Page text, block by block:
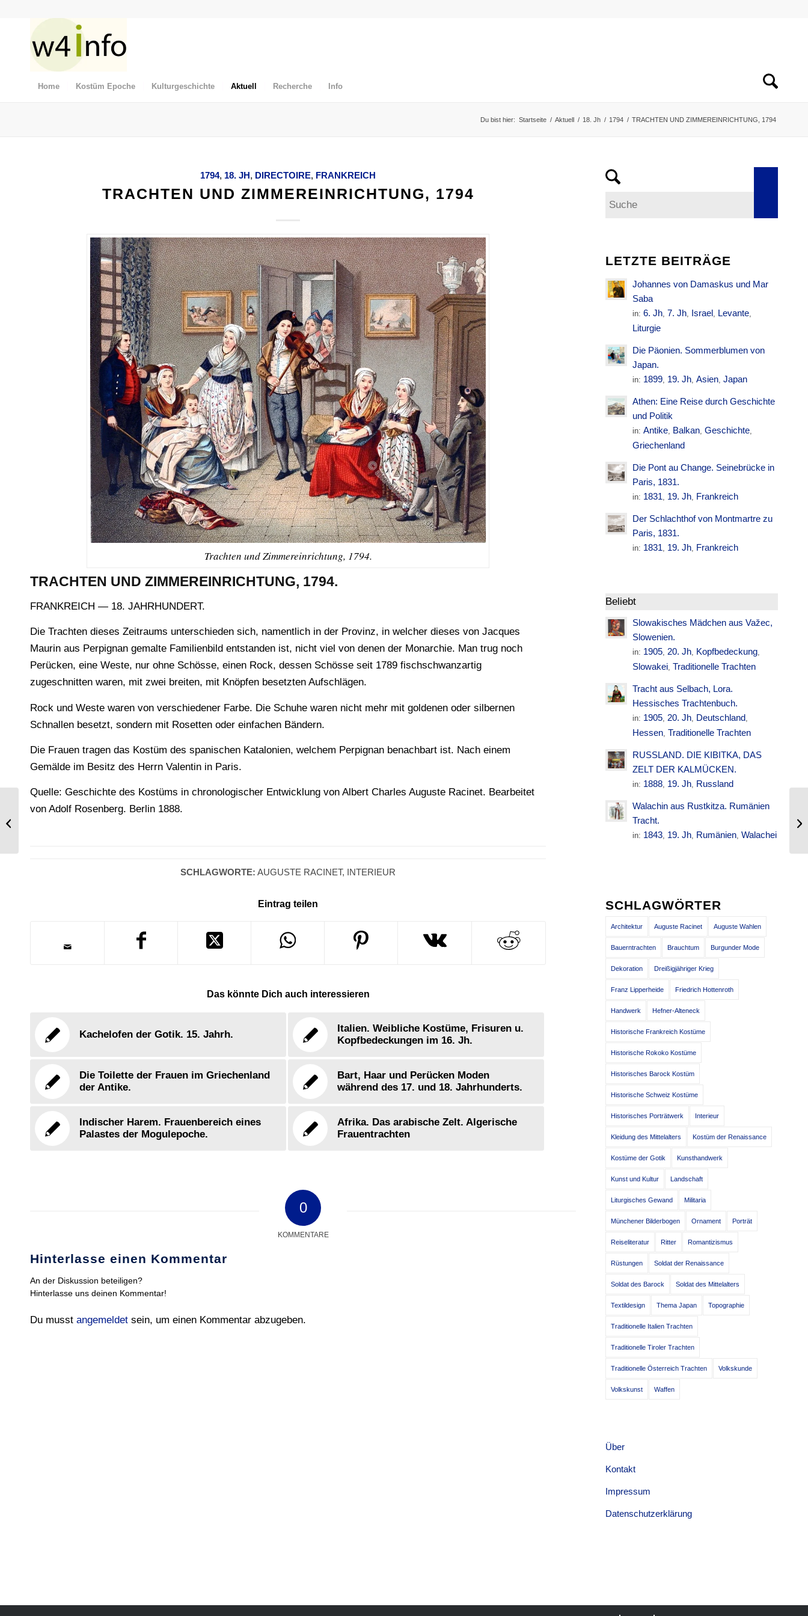
Home Kostüm Epoche Kulturgeschichte Aktuell Recherche Info
Du bist hier: Startseite / Aktuell / 18. Jh / 1794 / TRACHTEN UND ZIMMEREINRICHTUNG, 1794
1794, 18. JH, DIRECTOIRE, FRANKREICH
TRACHTEN UND ZIMMEREINRICHTUNG, 1794
Trachten und Zimmereinrichtung, 1794.
TRACHTEN UND ZIMMEREINRICHTUNG, 1794.
FRANKREICH — 18. JAHRHUNDERT.
Die Trachten dieses Zeitraums unterschieden sich, namentlich in der Provinz, in welcher dieses von Jacques
Maurin aus Perpignan gemalte Familienbild entstanden ist, nicht viel von denen der Monarchie. Man trug noch
Perücken, eine Weste, nur ohne Schösse, einen Rock, dessen Schösse seit 1789 fischschwanzartig
zugeschnitten waren, mit zwei breiten, mit Knöpfen besetzten Aufschlägen.
Rock und Weste waren von verschiedener Farbe. Die Schuhe waren nicht mehr mit goldenen oder silbernen
Schnallen besetzt, sondern mit Rosetten oder einfachen Bändern.
Die Frauen tragen das Kostüm des spanischen Katalonien, welchem Perpignan benachbart ist. Nach einem
Gemälde im Besitz des Herrn Valentin in Paris.
Quelle: Geschichte des Kostüms in chronologischer Entwicklung von Albert Charles Auguste Racinet. Bearbeitet
von Adolf Rosenberg. Berlin 1888.
SCHLAGWORTE: AUGUSTE RACINET, INTERIEUR
Eintrag teilen
Das könnte Dich auch interessieren
Kachelofen der Gotik. 15. Jahrh.
Italien. Weibliche Kostüme, Frisuren u.
Kopfbedeckungen im 16. Jh.
Die Toilette der Frauen im Griechenland
der Antike.
Bart, Haar und Perücken Moden
während des 17. und 18. Jahrhunderts.
Indischer Harem. Frauenbereich eines
Palastes der Mogulepoche.
Afrika. Das arabische Zelt. Algerische
Frauentrachten
0
KOMMENTARE
Hinterlasse einen Kommentar
An der Diskussion beteiligen?
Hinterlasse uns deinen Kommentar!
Du musst angemeldet sein, um einen Kommentar abzugeben.
LETZTE BEITRÄGE
Johannes von Damaskus und Mar
Saba
in:6. Jh, 7. Jh, Israel, Levante,
Liturgie
Die Päonien. Sommerblumen von
Japan.
in: 1899, 19. Jh,Asien,Japan
Athen: Eine Reise durch Geschichte
und Politik
in:Antike, Balkan,Geschichte,
Griechenland
Die Pont au Change. Seinebrücke in
Paris, 1831.
in: 1831, 19. Jh, Frankreich
Der Schlachthof von Montmartre zu
Paris, 1831.
in: 1831, 19. Jh, Frankreich
Beliebt
Slowakisches Mädchen aus Važec,
Slowenien.
in: 1905,20. Jh, Kopfbedeckung,
Slowakei, Traditionelle Trachten
Tracht aus Selbach, Lora.
Hessisches Trachtenbuch.
in: 1905,20. Jh, Deutschland,
Hessen, Traditionelle Trachten
RUSSLAND. DIE KIBITKA, DAS
ZELT DER KALMÜCKEN.
in: 1888, 19. Jh, Russland
Walachin aus Rustkitza. Rumänien
Tracht.
in: 1843, 19. Jh, Rumänien,Walachei
SCHLAGWÖRTER
Architektur Auguste Racinet Auguste Wahlen
Bauerntrachten Brauchtum Burgunder Mode
Dekoration Dreißigjähriger Krieg
Franz Lipperheide Friedrich Hottenroth
Handwerk Hefner-Alteneck
Historische Frankreich Kostüme
Historische Rokoko Kostüme
Historisches Barock Kostüm
Historische Schweiz Kostüme
Historisches Porträtwerk Interieur
Kleidung des Mittelalters Kostüm der Renaissance
Kostüme der Gotik Kunsthandwerk
Kunst und Kultur Landschaft
Liturgisches Gewand Militaria
Münchener Bilderbogen Ornament Porträt
Reiseliteratur Ritter Romantizismus
Rüstungen Soldat der Renaissance
Soldat des Barock Soldat des Mittelalters
Textildesign Thema Japan Topographie
Traditionelle Italien Trachten
Traditionelle Tiroler Trachten
Traditionelle Österreich Trachten Volkskunde
Volkskunst Waffen
Über
Kontakt
Impressum
Datenschutzerklärung
Über das Wetterläuten in Tirol und